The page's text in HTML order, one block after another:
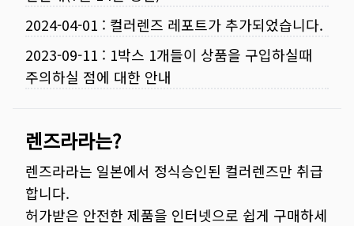
2024-04-01 : 컬러렌즈 레포트가 추가되었습니다.
2023-09-11 : 1박스 1개들이 상품을 구입하실때
주의하실 점에 대한 안내
렌즈라라는?
렌즈라라는 일본에서 정식승인된 컬러렌즈만 취급
합니다.
허가받은 안전한 제품을 인터넷으로 쉽게 구매하세